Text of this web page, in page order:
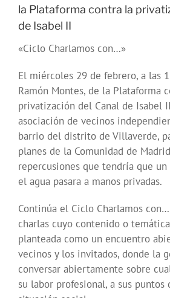
la Plataforma contra la
de Isabel II
«Ciclo Charlamos con…»
El miércoles 29 de febrero, a las
Ramón Montes, de la Plataforma
privatización del Canal de Isabel
asociación de vecinos
barrio del distrito de Villaverde,
planes de la Comunidad de
repercusiones que tendría que
el agua pasara a manos privadas.
Continúa el Ciclo Charlamos
charlas cuyo contenido o
planteada como un encuentro
vecinos y los invitados, donde la
conversar abiertamente sobre
su labor profesional, a sus puntos